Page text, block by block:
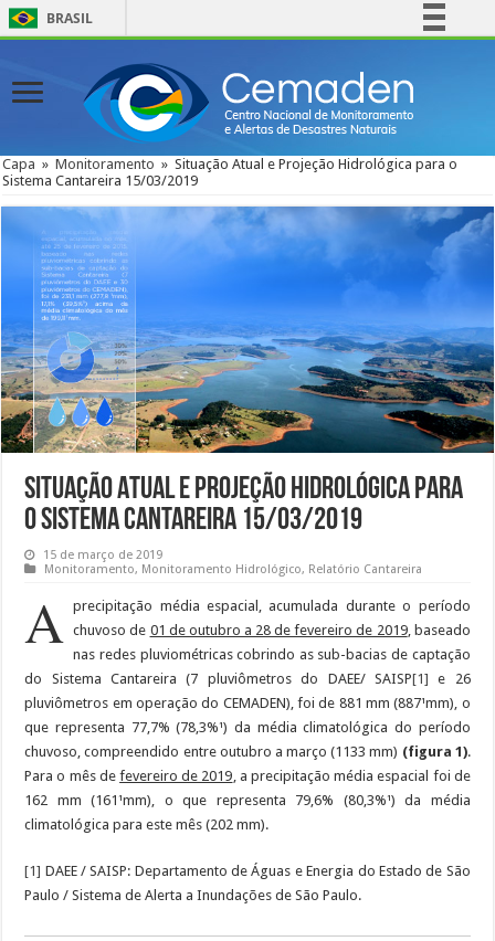
BRASIL
Comunica BR
Participe
Acesso à informação
Capa » Monitoramento » Situação Atual e Projeção Hidrológica para o
Sistema Cantareira 15/03/2019
Situação Atual e Projeção Hidrológica para
o Sistema Cantareira 15/03/2019
15 de março de 2019
Monitoramento, Monitoramento Hidrológico, Relatório Cantareira
A precipitação média espacial, acumulada durante o período
chuvoso de 01 de outubro a 28 de fevereiro de 2019, baseado
nas redes pluviométricas cobrindo as sub-bacias de captação
do Sistema Cantareira (7 pluviômetros do DAEE/ SAISP[1] e 26
pluviômetros em operação do CEMADEN), foi de 881 mm (887¹mm), o
que representa 77,7% (78,3%¹) da média climatológica do período
chuvoso, compreendido entre outubro a março (1133 mm) (figura 1).
Para o mês defevereiro de 2019 , a precipitação média espacial foi de
162 mm (161¹mm), o que representa 79,6% (80,3%¹) da média
climatológica para este mês (202 mm).
[1] DAEE / SAISP: Departamento de Águas e Energia do Estado de São
Paulo / Sistema de Alerta a Inundações de São Paulo.